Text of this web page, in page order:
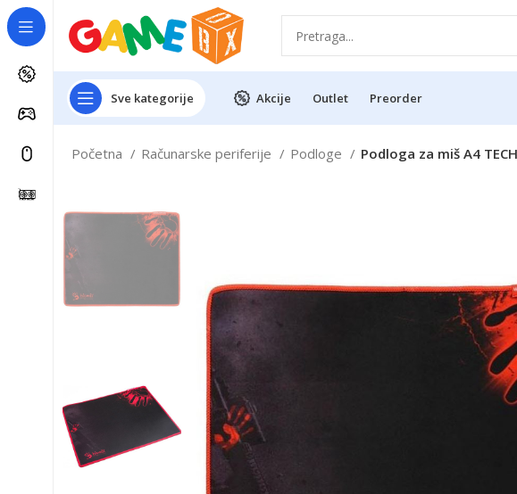
Sve kategorije Akcije Outlet Preorder
Početna Računarske periferije Podloge Podloga za miš A4